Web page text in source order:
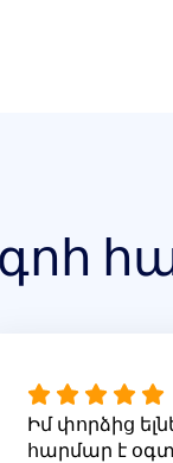
Իմ փորձից
հարմար է